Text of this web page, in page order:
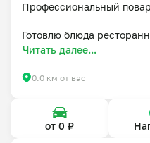
Профессиональный
Готовлю блюда
классических рецептов
французской,
вкусу и подаче.
Помогу составить меню
Читать далее...
0.0 км от вас
от 0 ₽